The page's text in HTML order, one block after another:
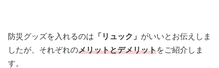
防災グッズを入れるのは 「リュック」 がいいとお伝えしま
したが、それぞれのメリットとデメリットをご紹介しま
す。